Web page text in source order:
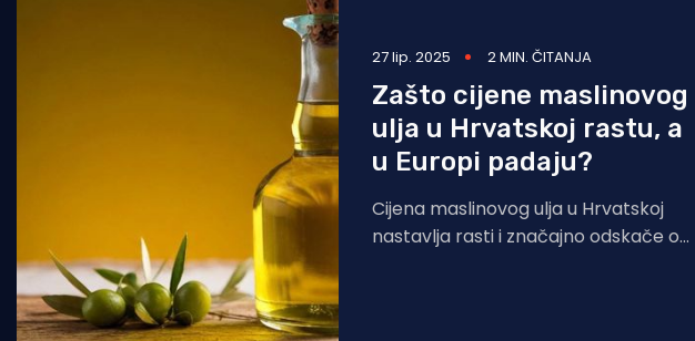
27 lip. 2025 2 MIN. ČITANJA
Zašto cijene maslinovog
ulja u Hrvatskoj rastu, a
u Europi padaju?
Cijena maslinovog ulja u Hrvatskoj
nastavlja rasti i značajno odskače od